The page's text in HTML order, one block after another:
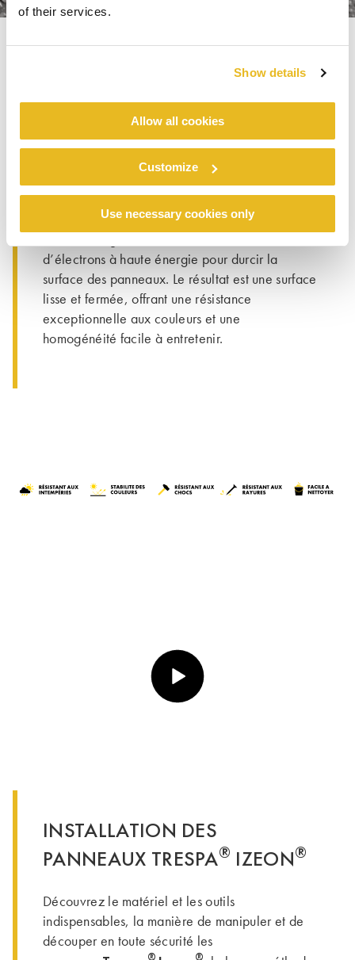
of their services.
Show details
Allow all cookies
Customize
Use necessary cookies only
UNE QUALITÉ GARANTIE
TRESPA
PANNEAU COMPACT HPL 6
La technologie unique deTrespaElectron
d’électrons à haute énergie pour durcir la
surface des panneaux. Le résultat est une surface
lisse et fermée, offrant une résistance
exceptionnelle aux couleurs et une
homogénéité facile à entretenir.
INSTALLATION DES
PANNEAUX TRESPA® IZEON®
Découvrez le matériel et les outils
indispensables, la manière de manipuler et de
découper en toute sécurité les
Play video https://vimeo.com/